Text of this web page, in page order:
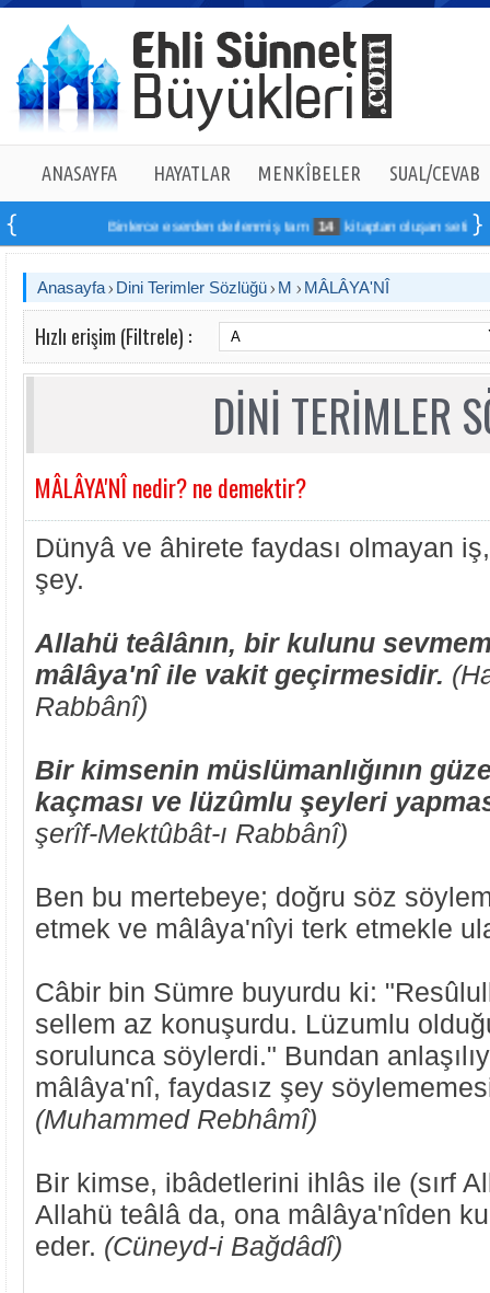
ANASAYFA HAYATLAR MENKÎBELER SUAL/CEVAB
Binlerce eserden derlenmiş tam 14 kitaptan oluşan seti online
Anasayfa Dini Terimler Sözlüğü M MÂLÂYA'NÎ
Hızlı erişim (Filtrele) :
DİNİ TERİMLER
MÂLÂYA'NÎ nedir? ne demektir?
Dünyâ ve âhirete faydası olmayan
şey.
Allahü teâlânın, bir kulunu
mâlâya'nî ile vakit geçirmesidir.
Rabbânî)
Bir kimsenin müslümanlığının
kaçması ve lüzûmlu şeyleri
şerîf-Mektûbât-ı Rabbânî)
Ben bu mertebeye; doğru söz
etmek ve mâlâya'nîyi terk etmekle
Câbir bin Sümre buyurdu ki:
sellem az konuşurdu. Lüzumlu
sorulunca söylerdi." Bundan
mâlâya'nî, faydasız şey
(Muhammed Rebhâmî)
Bir kimse, ibâdetlerini ihlâs ile (sırf
Allahü teâlâ da, ona mâlâya'nîden
eder. (Cüneyd-i Bağdâdî)